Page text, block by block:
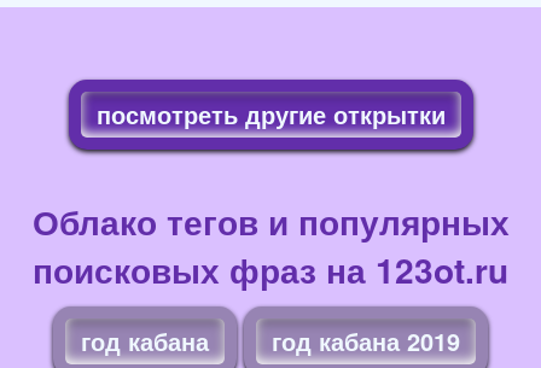
посмотреть другие открытки
Облако тегов и популярных
поисковых фраз на 123ot.ru
год кабана год кабана 2019